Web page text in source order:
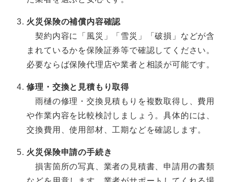
火災保険の補償内容確認
契約内容に「風災」「雪災」「破損」などが含
まれているかを保険証券等で確認してください。
必要ならば保険代理店や業者と相談が可能です。
修理・交換と見積もり取得
雨樋の修理・交換見積もりを複数取得し、費用
や作業内容を比較検討しましょう。具体的には、
交換費用、使用部材、工期などを確認します。
火災保険申請の手続き
損害箇所の写真、業者の見積書、申請用の書類